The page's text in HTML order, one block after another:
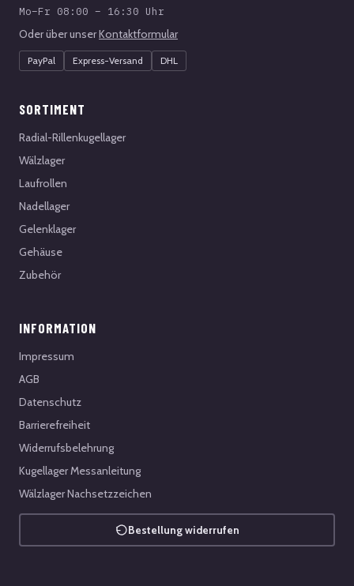
Mo–Fr 08:00 – 16:30 Uhr
Oder über unserKontaktformular
PayPal Express-Versand DHL
SORTIMENT
Radial-Rillenkugellager
Wälzlager
Laufrollen
Nadellager
Gelenklager
Gehäuse
Zubehör
INFORMATION
Impressum
AGB
Datenschutz
Barrierefreiheit
Widerrufsbelehrung
Kugellager Messanleitung
Wälzlager Nachsetzzeichen
Bestellung widerrufen